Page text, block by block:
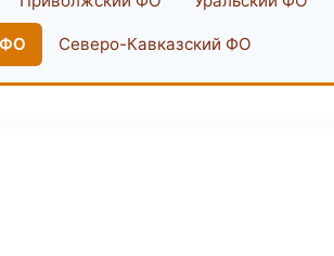
Северо-Кавказский ФО